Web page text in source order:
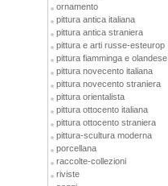
ornamento
pittura antica italiana
pittura antica straniera
pittura e arti russe-esteurop
pittura fiamminga e olandese
pittura novecento italiana
pittura novecento straniera
pittura orientalista
pittura ottocento italiana
pittura ottocento straniera
pittura-scultura moderna
porcellana
raccolte-collezioni
riviste